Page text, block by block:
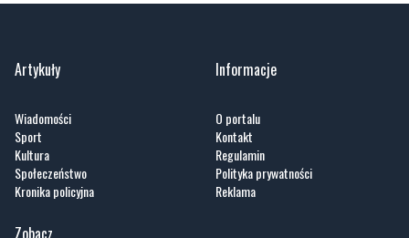
Artykuły
Wiadomości
Sport
Kultura
Społeczeństwo
Kronika policyjna
Informacje
O portalu
Kontakt
Regulamin
Polityka prywatności
Reklama
Zobacz